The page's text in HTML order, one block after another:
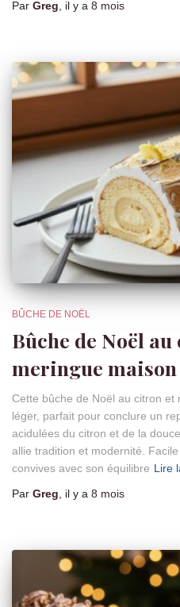
Par Greg , il y a 8 mois
BÛCHE DE NOËL
Bûche de Noël
meringue maison
Cette bûche de Noël au citron
léger, parfait pour conclure un
acidulées du citron et de la
allie tradition et modernité.
convives avec son équilibre Lire
Par Greg , il y a 8 mois